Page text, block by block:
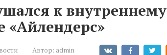
к внутреннему
«Айлендерс»
Автор: admin